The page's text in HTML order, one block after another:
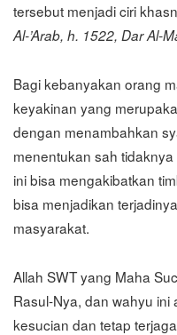
tersebut menjadi ciri
Al-’Arab, h. 1522, Dar Al-
Bagi kebanyakan orang
keyakinan yang
dengan menambahkan
menentukan sah
ini bisa mengakibatkan
bisa menjadikan
masyarakat.
Allah SWT yang Maha
Rasul-Nya, dan wahyu
kesucian dan tetap